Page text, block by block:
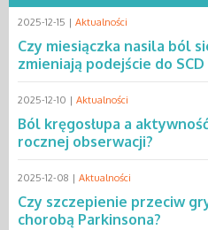
2025-12-15 | Aktualności
Czy miesiączka nasila ból
zmieniają podejście do SCD
2025-12-10 | Aktualności
Ból kręgosłupa a
rocznej obserwacji?
2025-12-08 | Aktualności
Czy szczepienie przeciw
chorobą Parkinsona?